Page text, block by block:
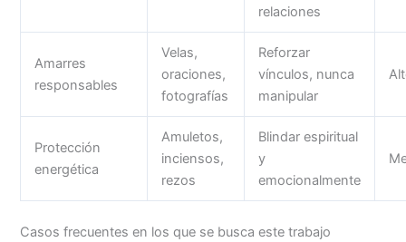
relaciones
Amarres
responsables
Velas,
oraciones,
fotografías
Reforzar
vínculos, nunca
manipular
Protección
energética
Amuletos,
inciensos,
rezos
Blindar espiritual
y
emocionalmente
Casos frecuentes en los que se busca este trabajo